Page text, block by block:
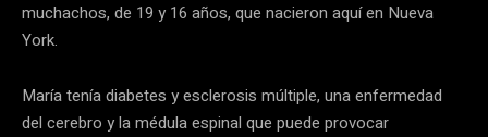
muchachos, de 19 y 16 años, que nacieron aquí en Nueva
York.
María tenía diabetes y esclerosis múltiple, una enfermedad
del cerebro y la médula espinal que puede provocar